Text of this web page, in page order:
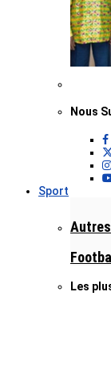
Nous
Sport
Les